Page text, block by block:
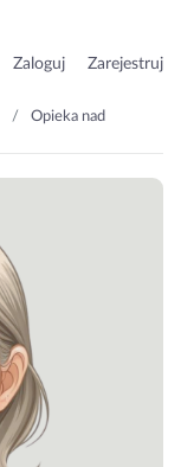
Zaloguj Zarejestruj
Opieka nad